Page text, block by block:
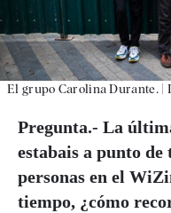
El grupo Carolina Durante.
Pregunta.- La
estabais a punto
personas en el
tiempo, ¿cómo